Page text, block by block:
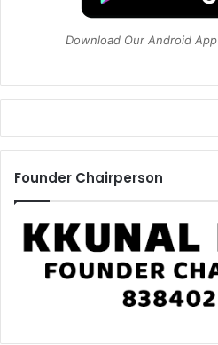
Download Our Android App
Founder Chairperson